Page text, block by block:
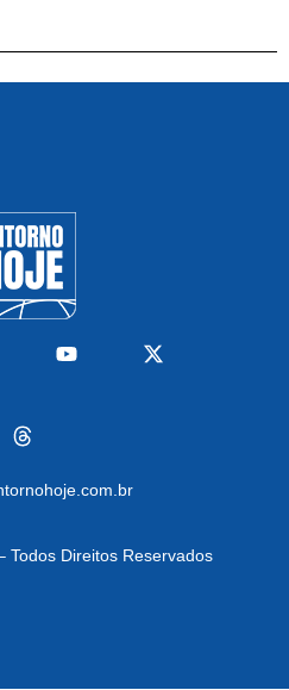
Todos Direitos Reservados